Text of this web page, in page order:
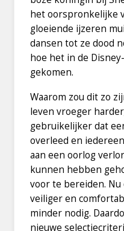
het oorspronkelijke
gloeiende ijzeren
dansen tot ze dood
hoe het in de
gekomen.
Waarom zou dit zo
leven vroeger
gebruikelijker dat
overleed en
aan een oorlog
kunnen hebben
voor te bereiden.
veiliger en
minder nodig.
nieuwe